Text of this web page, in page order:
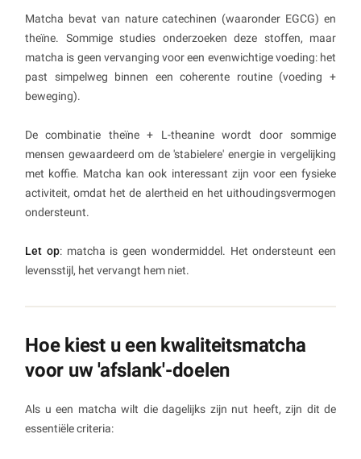
Matcha bevat van nature catechinen (waaronder EGCG) en
theïne. Sommige studies onderzoeken deze stoffen, maar
matcha is geen vervanging voor een evenwichtige voeding: het
past simpelweg binnen een coherente routine (voeding +
beweging).
De combinatie theïne + L-theanine wordt door sommige
mensen gewaardeerd om de 'stabielere' energie in vergelijking
met koffie. Matcha kan ook interessant zijn voor een fysieke
activiteit, omdat het de alertheid en het uithoudingsvermogen
ondersteunt.
Let op: matcha is geen wondermiddel. Het ondersteunt een
levensstijl, het vervangt hem niet.
Hoe kiest u een kwaliteitsmatcha
voor uw 'afslank'-doelen
Als u een matcha wilt die dagelijks zijn nut heeft, zijn dit de
essentiële criteria: